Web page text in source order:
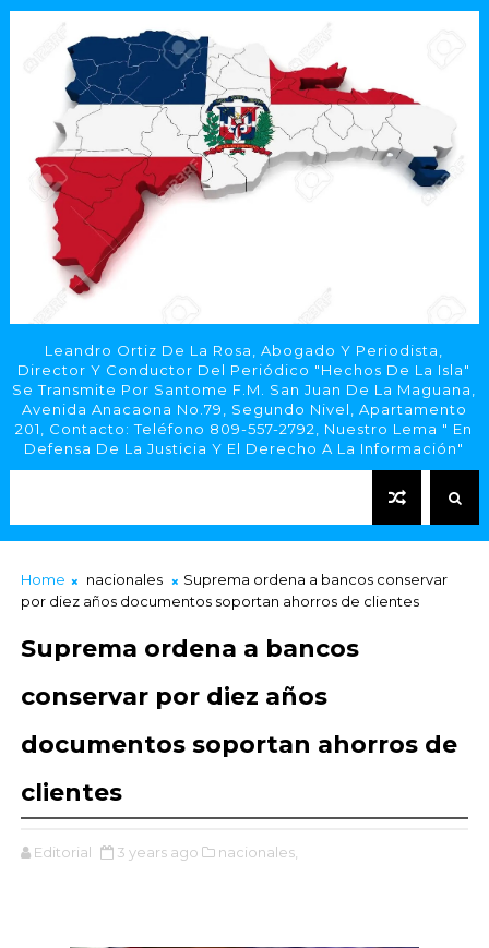
Leandro Ortiz De La Rosa, Abogado Y Periodista,
Director Y Conductor Del Periódico "Hechos De La Isla"
Se Transmite Por Santome F.M. San Juan De La Maguana,
Avenida Anacaona No.79, Segundo Nivel, Apartamento
201, Contacto: Teléfono 809-557-2792, Nuestro Lema " En
Defensa De La Justicia Y El Derecho A La Información"
Home nacionales
Suprema ordena a bancos conservar
por diez años documentos soportan ahorros de clientes
Suprema ordena a bancos
conservar por diez años
documentos soportan ahorros de
clientes
Editorial 3 years ago nacionales,